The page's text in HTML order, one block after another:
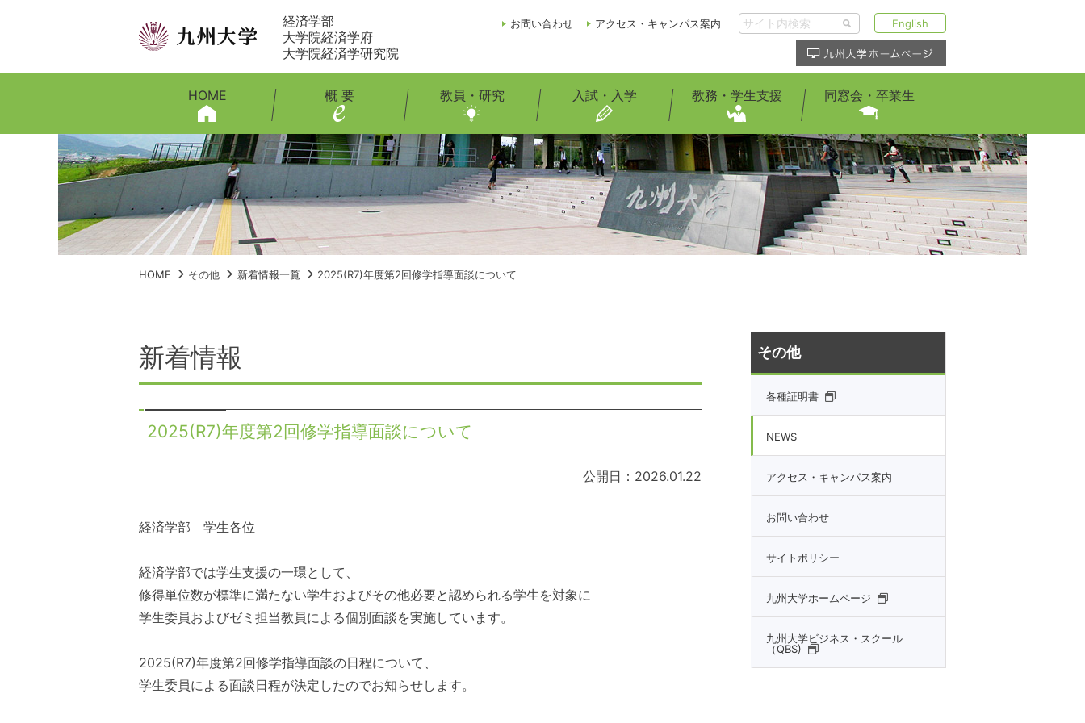
経済学部
大学院経済学府
大学院経済学研究院
お問い合わせ アクセス・キャンパス案内 English
HOME 概 要 教員・研究 入試・入学 教務・学生支援 同窓会・卒業生
HOME その他 新着情報一覧 2025(R7)年度第2回修学指導面談について
新着情報
2025(R7)年度第2回修学指導面談について
公開日：2026.01.22
経済学部 学生各位
経済学部では学生支援の一環として、
修得単位数が標準に満たない学生およびその他必要と認められる学生を対象に
学生委員およびゼミ担当教員による個別面談を実施しています。
2025(R7)年度第2回修学指導面談の日程について、
学生委員による面談日程が決定したのでお知らせします。
その他
各種証明書
NEWS
アクセス・キャンパス案内
お問い合わせ
サイトポリシー
九州大学ホームページ
九州大学ビジネス・スクール
（QBS)